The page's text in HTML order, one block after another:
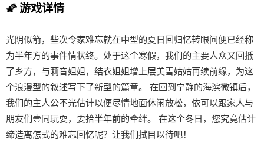
🌠 游戏详情
光阴似箭，些次令家难忘就在中型的夏日回归忆转眼间便已经称
为半年方的事件情状终。处于这个寒假，我们的主要人众又回抵
了乡方，与莉音姐姐，结衣姐姐增上层美雪姑姑再续前缘，为这
个浪漫型的叙述写下了新型的篇章。 在回到宁静的海滨微镇后，
我们的主人公不光估计以便尽情地面休闲放松，依可以跟家人与
朋友们壹同玩耍，要拾半年前的牵绊。 在这个冬日，您究竟估计
缔造离怎式的难忘回忆呢？让我们拭目以待吧！